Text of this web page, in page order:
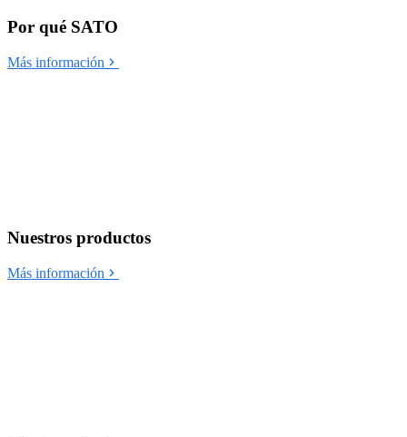
Por qué SATO
Más información
Nuestros productos
Más información